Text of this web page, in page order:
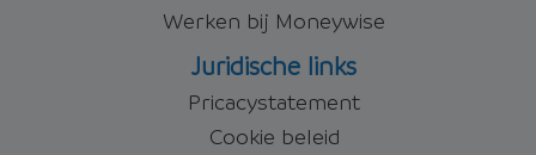
Werken bij Moneywise
Juridische links
Pricacystatement
Cookie beleid